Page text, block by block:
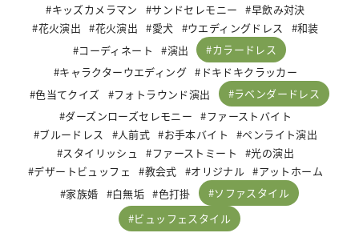
キッズカメラマン
サンドセレモニー
早飲み対決
花火演出
花火演出 愛犬 ウエディングドレス
和装
コーディネート
演出
カラードレス
キャラクターウエディング
ドキドキクラッカー
色当てクイズ
フォトラウンド演出
ラベンダードレス
ダーズンローズセレモニー
ファーストバイト
ブルードレス
人前式 お手本バイト
ペンライト演出
スタイリッシュ
ファーストミート
光の演出
デザートビュッフェ
教会式 オリジナル
アットホーム
家族婚
白無垢 色打掛
ソファスタイル
ビュッフェスタイル